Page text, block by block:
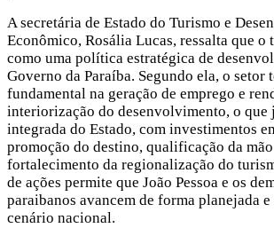
A secretária de Estado do Turismo e
Econômico, Rosália Lucas, ressalta que o
como uma política estratégica de
Governo da Paraíba. Segundo ela, o setor
fundamental na geração de emprego e
interiorização do desenvolvimento, o que
integrada do Estado, com investimentos
promoção do destino, qualificação da
fortalecimento da regionalização do
de ações permite que João Pessoa e os
paraibanos avancem de forma planejada
cenário nacional.